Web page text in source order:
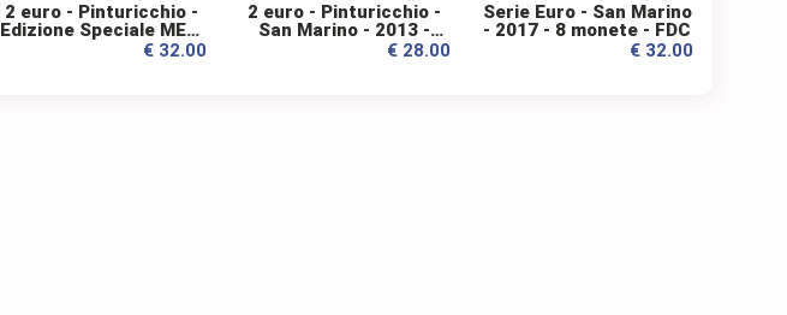
2 euro - Pinturicchio -
Edizione Speciale MEW
- San Marino - 2013 -
€ 32.00
2 euro - Pinturicchio -
San Marino - 2013 -
€ 28.00
Serie Euro - San Marino
- 2017 - 8 monete - FDC
€ 32.00